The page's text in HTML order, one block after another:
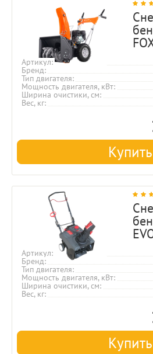
Артикул
Бренд
Тип двигателя
Мощность двигателя, кВт
Ширина очистики, см
Вес, кг
Купить
Артикул
Бренд
Тип двигателя
Мощность двигателя, кВт
Ширина очистики, см
Вес, кг
Купить